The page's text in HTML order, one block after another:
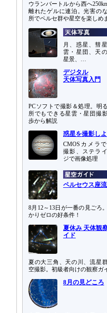
ウランバートルから西へ
離れたゲルに連泊。光害の
所でペルセ群や星空を楽しめ
月、惑星、彗
雲・星団、天の
星景、…
デジタル
天体写真入門
PCソフトで撮影＆処理。明
所でもできる星雲・星団撮
歩から解説
惑星を撮影しよ
CMOSカメラ
撮影、ステラ
ジで画像処理
ペルセウス座
8月12～13日が一番の見ごろ
かりゼロの好条件！
夏休み 天体観
イド
夏の大三角、天の川、流星
空撮影。初級者向けの観察ガ
8月の見どころ